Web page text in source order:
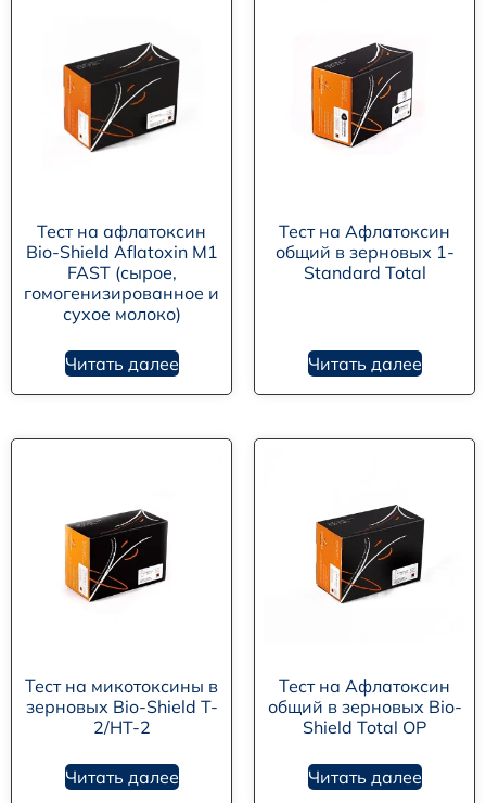
Тест на афлатоксин
Bio-Shield Aflatoxin M1
FAST (сырое,
гомогенизированное и
сухое молоко)
Читать далее
Тест на Афлатоксин
общий в зерновых 1-
Standard Total
Читать далее
Тест на микотоксины в
зерновых Bio-Shield T-
2/HT-2
Читать далее
Тест на Афлатоксин
общий в зерновых Bio-
Shield Total OP
Читать далее